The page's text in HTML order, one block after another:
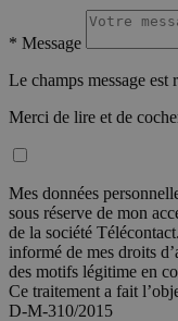
* Message
Le champs message est
Merci de lire et de
Mes données
sous réserve de mon
de la société
informé de mes droits
des motifs légitime en
Ce traitement a fait
D-M-310/2015